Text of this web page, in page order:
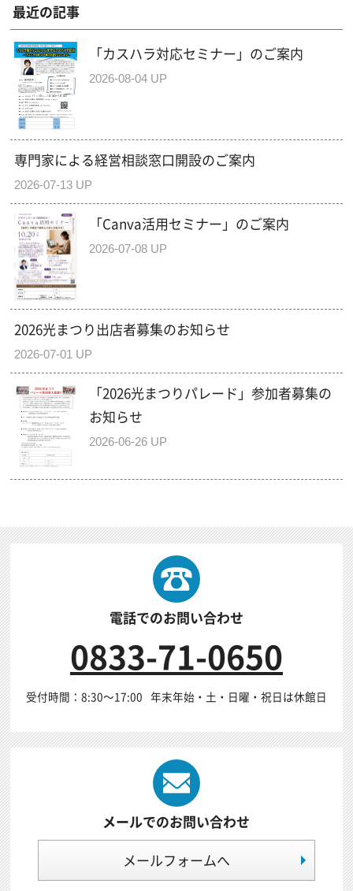
最近の記事
「カスハラ対応セミナー」のご案内
2026-08-04 UP
専門家による経営相談窓口開設のご案内
2026-07-13 UP
「Canva活用セミナー」のご案内
2026-07-08 UP
2026光まつり出店者募集のお知らせ
2026-07-01 UP
「2026光まつりパレード」参加者募集の
お知らせ
2026-06-26 UP
電話でのお問い合わせ
0833-71-0650
受付時間：8:30～17:00 年末年始・土・日曜・祝日は休館日
メールでのお問い合わせ
メールフォームへ